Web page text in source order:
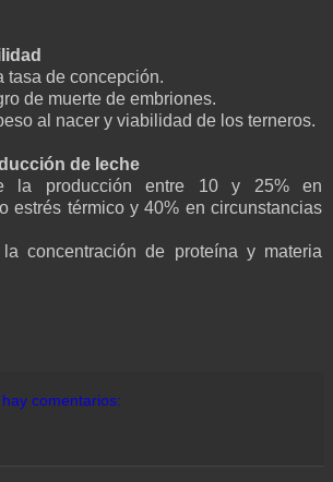
tasa de concepción.
de muerte de embriones.
al nacer y viabilidad de los terneros.
de leche
la producción entre 10 y 25% en
estrés térmico y 40% en circunstancias
concentración de proteína y materia
hay comentarios: